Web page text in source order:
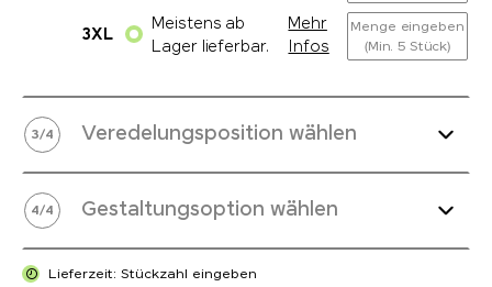
3XL
Meistens ab
Lager lieferbar.
Mehr
Infos
Menge eingeben
(Min. 5 Stück)
3/4 Veredelungsposition wählen
4/4 Gestaltungsoption wählen
Lieferzeit: Stückzahl eingeben